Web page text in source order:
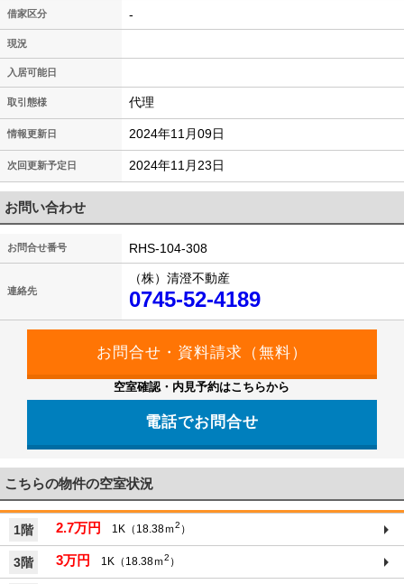
借家区分 -
現況
入居可能日
取引態様 代理
情報更新日 2024年11月09日
次回更新予定日 2024年11月23日
お問い合わせ
お問合せ番号 RHS-104-308
連絡先
（株）清澄不動産
0745-52-4189
空室確認・内見予約はこちらから
電話でお問合せ
こちらの物件の空室状況
1階 2.7万円 1K（18.38ｍ2 ）
3階 3万円 1K（18.38ｍ2 ）